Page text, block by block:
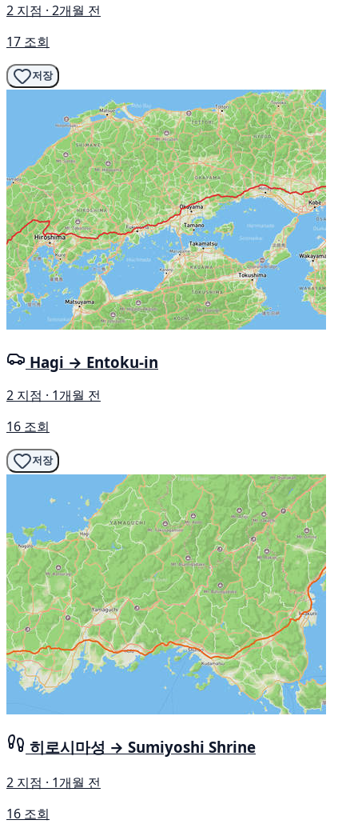
2 지점 · 2개월 전
17 조회
저장
Hagi → Entoku-in
2 지점 · 1개월 전
16 조회
저장
히로시마성 → Sumiyoshi Shrine
2 지점 · 1개월 전
16 조회